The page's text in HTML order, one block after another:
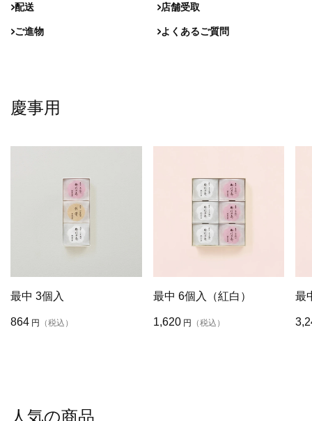
配送 店舗受取
ご進物 よくあるご質問
慶事用
最中 3個入
864 円 （税込）
最中 6個入（紅白）
1,620 円 （税込）
最
人気の商品